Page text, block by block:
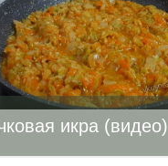
икра (видео)